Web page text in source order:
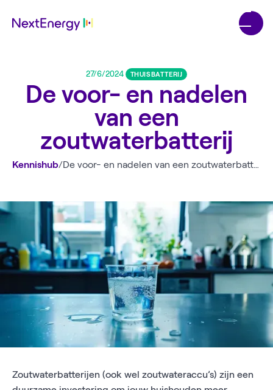
27/6/2024 THUISBATTERIJ
De voor- en nadelen
van een
zoutwaterbatterij
Kennishub/ De voor- en nadelen van een zoutwaterbatterij
Zoutwaterbatterijen (ook wel zoutwateraccu’s) zijn een